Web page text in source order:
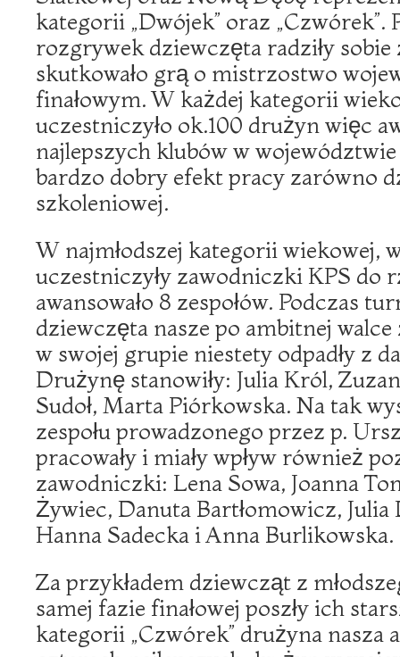
kategorii „Dwójek” oraz „Czwórek”.
rozgrywek dziewczęta radziły
skutkowało grą o mistrzostwo
finałowym. W każdej kategorii
uczestniczyło ok.100 drużyn więc
najlepszych klubów w
bardzo dobry efekt pracy zarówno
szkoleniowej.
W najmłodszej kategorii wiekowej,
uczestniczyły zawodniczki KPS do
awansowało 8 zespołów. Podczas
dziewczęta nasze po ambitnej
w swojej grupie niestety odpadły z
Drużynę stanowiły: Julia Król,
Sudoł, Marta Piórkowska. Na tak
zespołu prowadzonego przez p.
pracowały i miały wpływ również
zawodniczki: Lena Sowa, Joanna
Żywiec, Danuta Bartłomowicz,
Hanna Sadecka i Anna Burlikowska.
Za przykładem dziewcząt z
samej fazie finałowej poszły ich
kategorii „Czwórek” drużyna nasza